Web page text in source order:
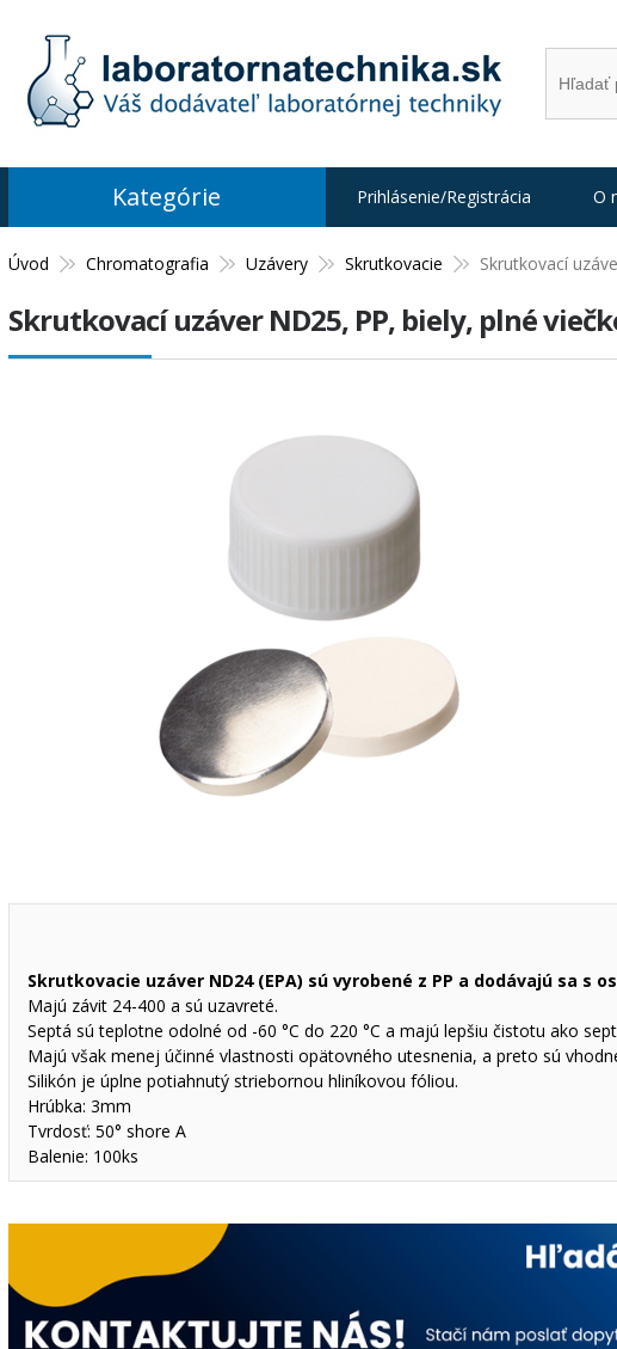
Úvod Chromatografia Uzávery Skrutkovacie Skrutkovací
Skrutkovací uzáver ND25, PP, biely, plné
Skrutkovacie uzáver ND24 (EPA) sú vyrobené z PP a dodávajú sa s
Majú závit 24-400 a sú uzavreté.
Septá sú teplotne odolné od -60 °C do 220 °C a majú lepšiu čistotu ako
Majú však menej účinné vlastnosti opätovného utesnenia, a preto sú
Silikón je úplne potiahnutý striebornou hliníkovou fóliou.
Hrúbka: 3mm
Tvrdosť: 50° shore A
Balenie: 100ks
Kategórie Prihlásenie/Registrácia O